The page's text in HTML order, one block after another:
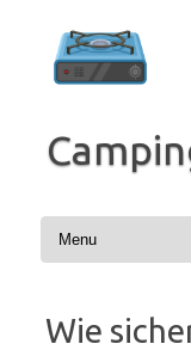
springen
Wie